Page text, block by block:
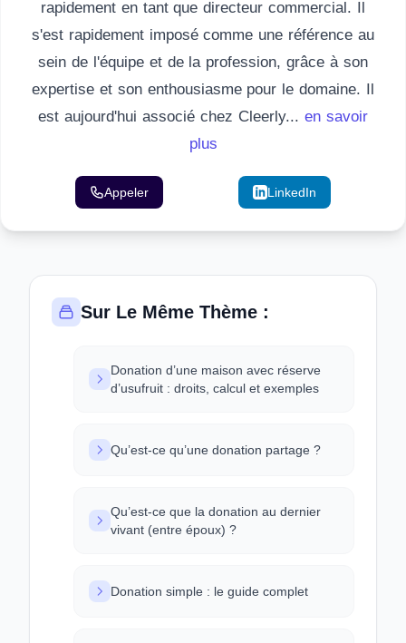
rapidement en tant que directeur commercial. Il
s'est rapidement imposé comme une référence au
sein de l'équipe et de la profession, grâce à son
expertise et son enthousiasme pour le domaine. Il
est aujourd'hui associé chez Cleerly... en savoir
plus
Appeler LinkedIn
Sur Le Même Thème :
Donation d’une maison avec réserve
d’usufruit : droits, calcul et exemples
Qu’est-ce qu’une donation partage ?
Qu’est-ce que la donation au dernier
vivant (entre époux) ?
Donation simple : le guide complet